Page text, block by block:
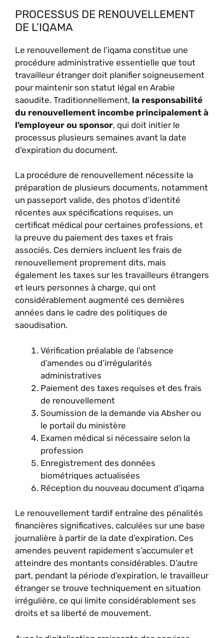
PROCESSUS DE RENOUVELLEMENT
DE L’IQAMA
Le renouvellement de l’iqama constitue une
procédure administrative essentielle que tout
travailleur étranger doit planifier soigneusement
pour maintenir son statut légal en Arabie
saoudite. Traditionnellement, la responsabilité
du renouvellement incombe principalement à
l’employeur ou sponsor, qui doit initier le
processus plusieurs semaines avant la date
d’expiration du document.
La procédure de renouvellement nécessite la
préparation de plusieurs documents, notamment
un passeport valide, des photos d’identité
récentes aux spécifications requises, un
certificat médical pour certaines professions, et
la preuve du paiement des taxes et frais
associés. Ces derniers incluent les frais de
renouvellement proprement dits, mais
également les taxes sur les travailleurs étrangers
et leurs personnes à charge, qui ont
considérablement augmenté ces dernières
années dans le cadre des politiques de
saoudisation.
Vérification préalable de l’absence
d’amendes ou d’irrégularités
administratives
Paiement des taxes requises et des frais
de renouvellement
Soumission de la demande via Absher ou
le portail du ministère
Examen médical si nécessaire selon la
profession
Enregistrement des données
biométriques actualisées
Réception du nouveau document d’iqama
Le renouvellement tardif entraîne des pénalités
financières significatives, calculées sur une base
journalière à partir de la date d’expiration. Ces
amendes peuvent rapidement s’accumuler et
atteindre des montants considérables. D’autre
part, pendant la période d’expiration, le travailleur
étranger se trouve techniquement en situation
irrégulière, ce qui limite considérablement ses
droits et sa liberté de mouvement.